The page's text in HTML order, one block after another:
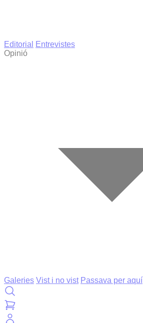
Editorial
Entrevistes
Opinió
Galeries Vist i no vist Passava per aquí